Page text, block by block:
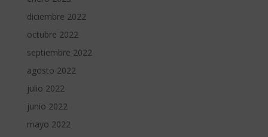
diciembre 2022
octubre 2022
septiembre 2022
agosto 2022
julio 2022
junio 2022
mayo 2022